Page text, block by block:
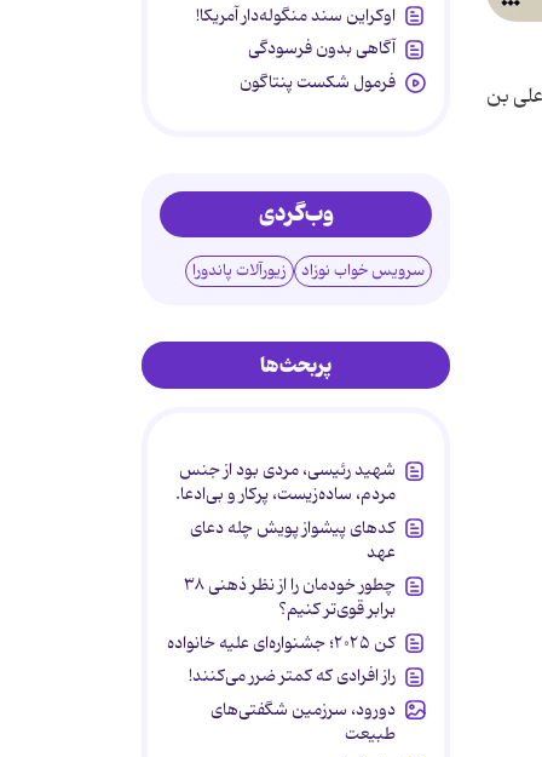
بن
اوکراین سند منگوله‌دار آمریکا!
آگاهی بدون فرسودگی
فرمول شکست پنتاگون
وب‌گردی
سرویس خواب نوزاد زیورآلات پاندورا
پربحث‌ها
شهید رئیسی، مردی بود از جنس
مردم، ساده‌زیست، پرکار و بی‌ادعا.
کدهای پیشواز پویش چله دعای
عهد
چطور خودمان را از نظر ذهنی ۳۸
برابر قوی‌تر کنیم؟
کن ۲۰۲۵؛ جشنواره‌ای علیه خانواده
راز افرادی که کمتر ضرر می‌کنند!
دورود، سرزمین شگفتی‌های
طبیعت